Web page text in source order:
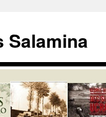
Salamina